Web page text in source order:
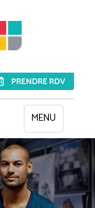
Toggle
navigation
MENU